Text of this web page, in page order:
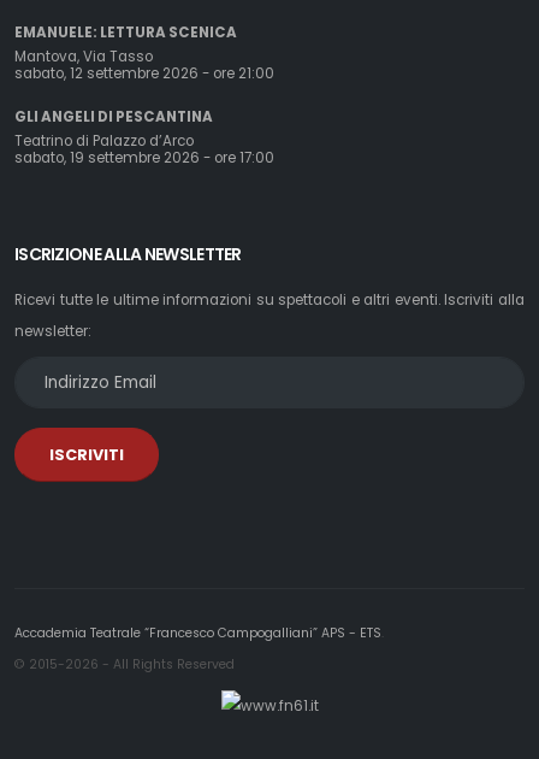
EMANUELE: LETTURA SCENICA
Mantova, Via Tasso
sabato, 12 settembre 2026 - ore 21:00
GLI ANGELI DI PESCANTINA
Teatrino di Palazzo d’Arco
sabato, 19 settembre 2026 - ore 17:00
ISCRIZIONE ALLA NEWSLETTER
Ricevi tutte le ultime informazioni su spettacoli e altri eventi. Iscriviti alla
newsletter:
ISCRIVITI
Accademia Teatrale “Francesco Campogalliani” APS - ETS.
© 2015-2026 - All Rights Reserved